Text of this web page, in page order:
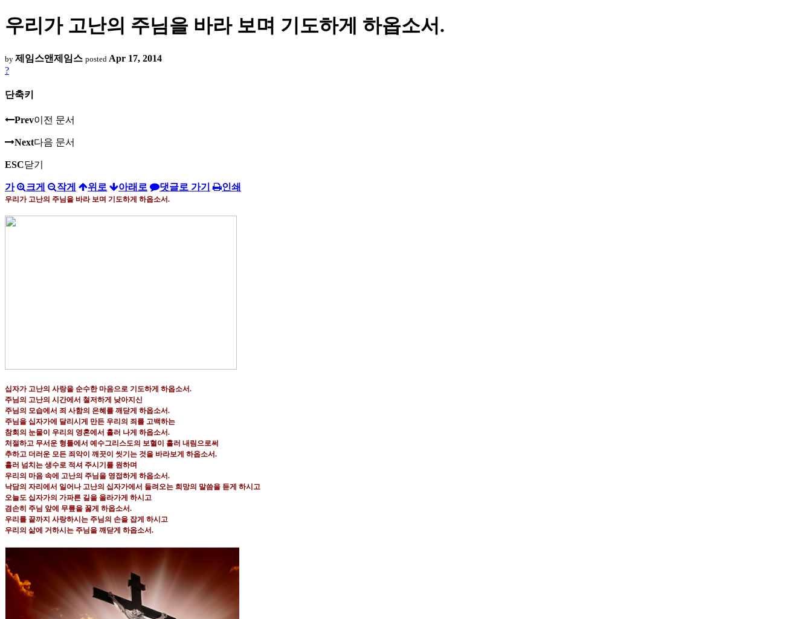
우리가 고난의 주님을 바라 보며 기도하게 하옵소서.
by 제임스앤제임스 posted Apr 17, 2014
?
단축키
Prev이전 문서
Next다음 문서
ESC닫기
가 크게 작게 위로 아래로 댓글로 가기 인쇄
우리가 고난의 주님을 바라 보며 기도하게 하옵소서.
십자가 고난의 사랑을 순수한 마음으로 기도하게 하옵소서.
주님의 고난의 시간에서 철저하게 낮아지신
주님의 모습에서 죄 사함의 은혜를 깨닫게 하옵소서.
주님을 십자가에 달리시게 만든 우리의 죄를 고백하는
참회의 눈물이 우리의 영혼에서 흘러 나게 하옵소서.
처절하고 무서운 형틀에서 예수그리스도의 보혈이 흘러 내림으로써
추하고 더러운 모든 죄악이 깨끗이 씻기는 것을 바라보게 하옵소서.
흘러 넘치는 생수로 적셔 주시기를 원하며
우리의 마음 속에 고난의 주님을 영접하게 하옵소서.
낙담의 자리에서 일어나 고난의 십자가에서 들려오는 희망의 말씀을 듣게 하시고
오늘도 십자가의 가파른 길을 올라가게 하시고
겸손히 주님 앞에 무릎을 꿇게 하옵소서.
우리를 끝까지 사랑하시는 주님의 손을 잡게 하시고
우리의 삶에 거하시는 주님을 깨닫게 하옵소서.